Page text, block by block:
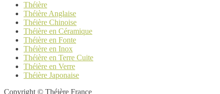
Théière
Théière Anglaise
Théière Chinoise
Théière en Céramique
Théière en Fonte
Théière en Inox
Théière en Terre Cuite
Théière en Verre
Théière Japonaise
Copyright © Théière France